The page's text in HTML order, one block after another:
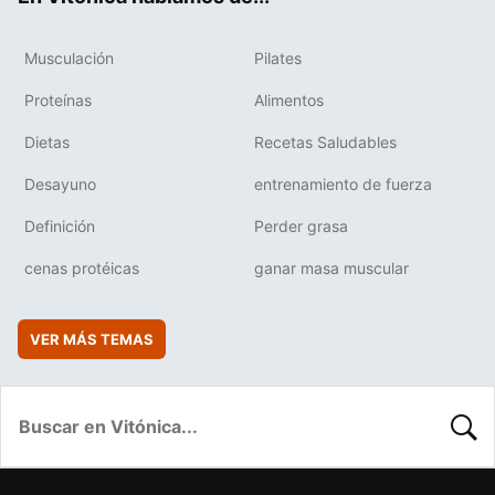
Musculación Pilates
Proteínas Alimentos
Dietas Recetas Saludables
Desayuno entrenamiento de fuerza
Definición Perder grasa
cenas protéicas ganar masa muscular
VER MÁS TEMAS